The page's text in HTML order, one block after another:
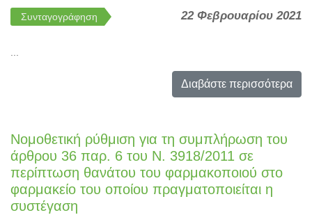
Συνταγογράφηση 22 Φεβρουαρίου 2021
...
Διαβάστε περισσότερα
Νομοθετική ρύθμιση για τη συμπλήρωση του
άρθρου 36 παρ. 6 του Ν. 3918/2011 σε
περίπτωση θανάτου του φαρμακοποιού στο
φαρμακείο του οποίου πραγματοποιείται η
συστέγαση